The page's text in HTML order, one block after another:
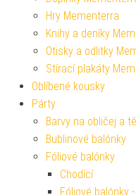
Hry Mementerra
Knihy a deníky
Otisky a odlitky
Stírací plakáty
Oblíbené kousky
Párty
Barvy na obličej a
Bublinové balónky
Fóliové balónky
Chodící
Fóliové balónky